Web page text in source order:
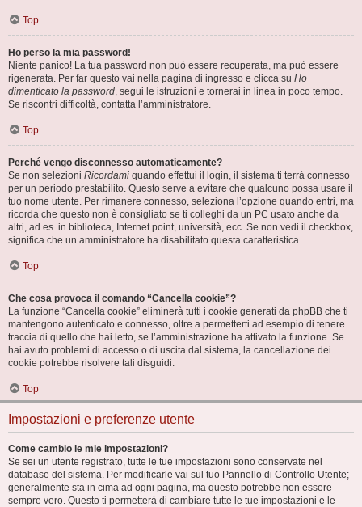
Top
Ho perso la mia password!
Niente panico! La tua password non può essere recuperata, ma può essere
rigenerata. Per far questo vai nella pagina di ingresso e clicca su Ho
dimenticato la password, segui le istruzioni e tornerai in linea in poco tempo.
Se riscontri difficoltà, contatta l’amministratore.
Top
Perché vengo disconnesso automaticamente?
Se non selezioni Ricordami quando effettui il login, il sistema ti terrà connesso
per un periodo prestabilito. Questo serve a evitare che qualcuno possa usare il
tuo nome utente. Per rimanere connesso, seleziona l’opzione quando entri, ma
ricorda che questo non è consigliato se ti colleghi da un PC usato anche da
altri, ad es. in biblioteca, Internet point, università, ecc. Se non vedi il checkbox,
significa che un amministratore ha disabilitato questa caratteristica.
Top
Che cosa provoca il comando “Cancella cookie”?
La funzione “Cancella cookie” eliminerà tutti i cookie generati da phpBB che ti
mantengono autenticato e connesso, oltre a permetterti ad esempio di tenere
traccia di quello che hai letto, se l’amministrazione ha attivato la funzione. Se
hai avuto problemi di accesso o di uscita dal sistema, la cancellazione dei
cookie potrebbe risolvere tali disguidi.
Top
Impostazioni e preferenze utente
Come cambio le mie impostazioni?
Se sei un utente registrato, tutte le tue impostazioni sono conservate nel
database del sistema. Per modificarle vai sul tuo Pannello di Controllo Utente;
generalmente sta in cima ad ogni pagina, ma questo potrebbe non essere
sempre vero. Questo ti permetterà di cambiare tutte le tue impostazioni e le